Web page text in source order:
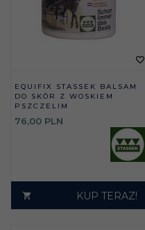
EQUIFIX STASSEK BALSAM
DO SKÓR Z WOSKIEM
PSZCZELIM
76,00 PLN
KUP TERAZ!